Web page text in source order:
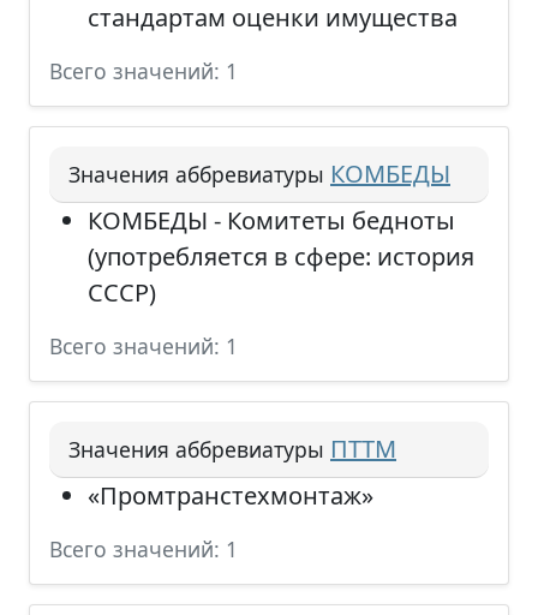
стандартам оценки имущества
Всего значений: 1
Значения аббревиатуры КОМБЕДЫ
КОМБЕДЫ - Комитеты бедноты
(употребляется в сфере: история
СССР)
Всего значений: 1
Значения аббревиатуры ПТТМ
«Промтранстехмонтаж»
Всего значений: 1